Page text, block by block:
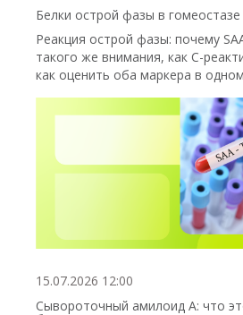
Белки острой фазы в гомеостазе
Реакция острой фазы: почему
такого же внимания, как С-
как оценить оба маркера в
15.07.2026 12:00
Сывороточный амилоид А: что